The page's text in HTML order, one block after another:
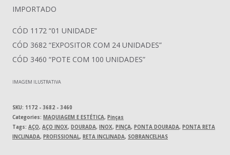
IMPORTADO
CÓD 1172 “01 UNIDADE”
CÓD 3682 “EXPOSITOR COM 24 UNIDADES”
CÓD 3460 “POTE COM 100 UNIDADES”
IMAGEM ILUSTRATIVA
SKU: 1172 - 3682 - 3460
Categories: MAQUIAGEM E ESTÉTICA, Pinças
Tags: AÇO, AÇO INOX, DOURADA, INOX, PINÇA, PONTA DOURADA, PONTA RETA
INCLINADA, PROFISSIONAL, RETA INCLINADA, SOBRANCELHAS